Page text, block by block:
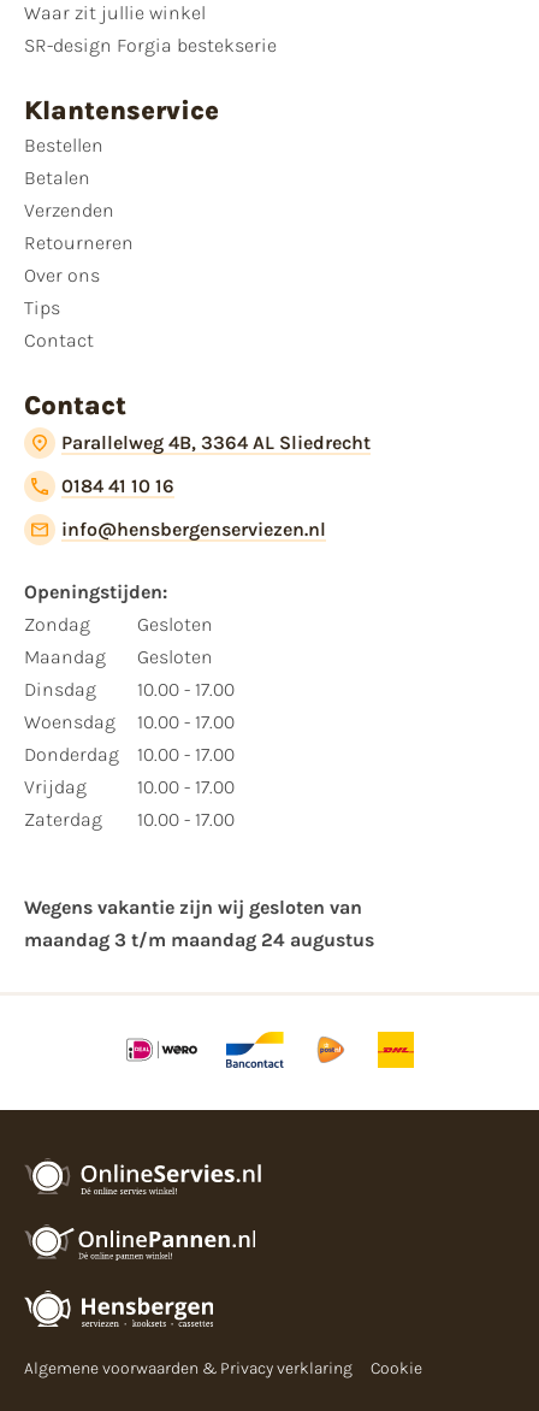
Waar zit jullie winkel
SR-design Forgia bestekserie
Klantenservice
Bestellen
Betalen
Verzenden
Retourneren
Over ons
Tips
Contact
Contact
Parallelweg 4B, 3364 AL Sliedrecht
0184 41 10 16
info@hensbergenserviezen.nl
Openingstijden:
Zondag
Maandag
Dinsdag
Woensdag
Donderdag
Vrijdag
Zaterdag
Gesloten
Gesloten
10.00 - 17.00
10.00 - 17.00
10.00 - 17.00
10.00 - 17.00
10.00 - 17.00
Wegens vakantie zijn wij gesloten van ​
maandag 3 t/m maandag 24 augustus
Algemene voorwaarden & Privacy verklaring Cookie